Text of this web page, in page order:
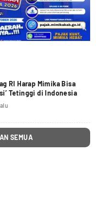
RI Harap Mimika Bisa
Tetinggi di Indonesia
SEMUA